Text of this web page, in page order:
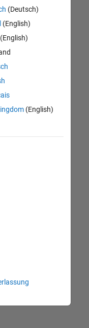
(Deutsch)
(English)
(English)
(English)